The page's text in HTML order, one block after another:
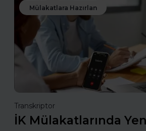
Mülakatlara Hazırlan
Transkriptor
İK Mülakatlarında